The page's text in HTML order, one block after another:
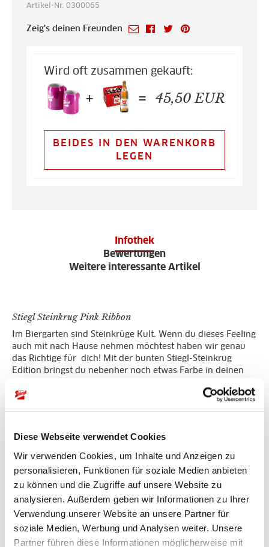
Diese Webseite verwendet Cookies
Wir verwenden Cookies, um Inhalte und Anzeigen zu
personalisieren, Funktionen für soziale Medien anbieten
zu können und die Zugriffe auf unsere Website zu
analysieren. Außerdem geben wir Informationen zu Ihrer
Verwendung unserer Website an unsere Partner für
soziale Medien, Werbung und Analysen weiter. Unsere
Partner führen diese Informationen möglicherweise mit
Artikel-Nr. 0300065
Zeig's deinen Freunden
Wird oft zusammen gekauft:
+ = 45,50EUR
BEIDES IN DEN WARENKORB
LEGEN
Infothek
Bewertungen
Weitere interessante Artikel
Stiegl Steinkrug Pink Ribbon
Im Biergarten sind Steinkrüge Kult. Wenn du dieses Feeling
auch mit nach Hause nehmen möchtest haben wir genau
das Richtige für dich! Mit der bunten Stiegl-Steinkrug
Edition bringst du nebenher noch etwas Farbe in deinen
versch. Größen (0,3l,
0,5l)
Maße (H / B):
0,3l: 8,5cm / 11cm
0,5l: 10cm / 13cm